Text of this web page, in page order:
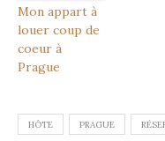
Mon appart à
louer coup de
coeur à
Prague
HÔTE PRAGUE